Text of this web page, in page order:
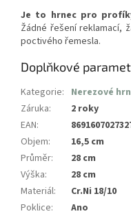
Je to hrnec pro
Žádné řešení reklamací,
poctivého řemesla.
Doplňkové
Kategorie: Nerezové
Záruka:
2 roky
EAN:
Objem:
16,5 cm
Průměr:
28 cm
Výška:
28 cm
Materiál:
Cr.Ni 18/10
Poklice: Ano